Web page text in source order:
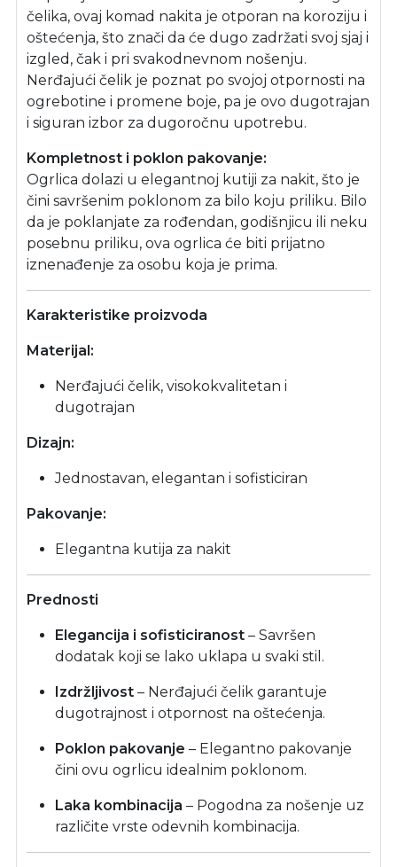
čelika, ovaj komad nakita je otporan na koroziju i
oštećenja, što znači da će dugo zadržati svoj sjaj i
izgled, čak i pri svakodnevnom nošenju.
Nerđajući čelik je poznat po svojoj otpornosti na
ogrebotine i promene boje, pa je ovo dugotrajan
i siguran izbor za dugoročnu upotrebu.
Kompletnost i poklon pakovanje:
Ogrlica dolazi u elegantnoj kutiji za nakit, što je
čini savršenim poklonom za bilo koju priliku. Bilo
da je poklanjate za rođendan, godišnjicu ili neku
posebnu priliku, ova ogrlica će biti prijatno
iznenađenje za osobu koja je prima.
Karakteristike proizvoda
Materijal:
Nerđajući čelik, visokokvalitetan i
dugotrajan
Dizajn:
Jednostavan, elegantan i sofisticiran
Pakovanje:
Elegantna kutija za nakit
Prednosti
Elegancija i sofisticiranost – Savršen
dodatak koji se lako uklapa u svaki stil.
Izdržljivost – Nerđajući čelik garantuje
dugotrajnost i otpornost na oštećenja.
Poklon pakovanje – Elegantno pakovanje
čini ovu ogrlicu idealnim poklonom.
Laka kombinacija – Pogodna za nošenje uz
različite vrste odevnih kombinacija.